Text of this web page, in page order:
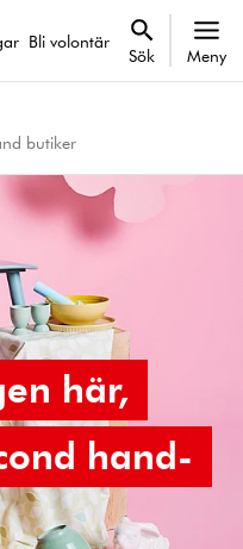
Bli volontär
Sök Meny
butiker
här,
hand-